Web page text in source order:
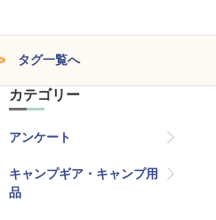
タグ一覧へ
カテゴリー
アンケート
キャンプギア・キャンプ用
品